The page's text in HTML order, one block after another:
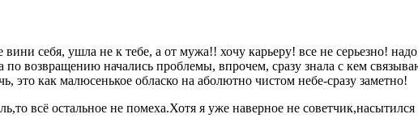
себя, ушла не к тебе, а от мужа!! хочу карьеру! все не серьезно!
возвращению начались проблемы, впрочем, сразу знала с кем
это как малюсенькое обласко на аболютно чистом небе-сразу заметно!
всё остальное не помеха.Хотя я уже наверное не